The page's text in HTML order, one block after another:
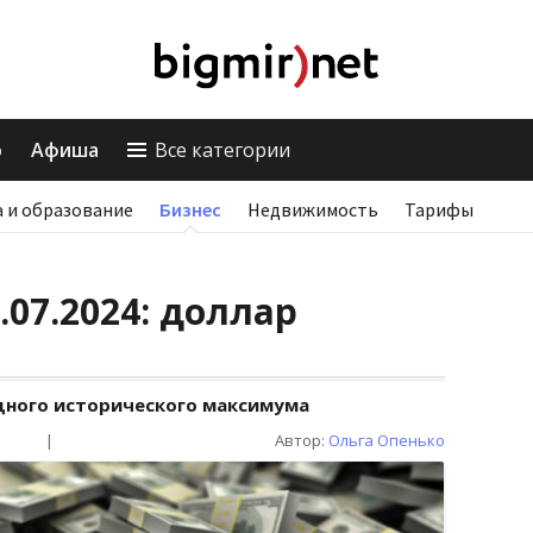
Афиша Все категории
и образование Бизнес Недвижимость Тарифы
доллар
исторического максимума
| Автор: Ольга Опенько